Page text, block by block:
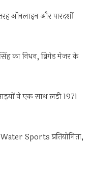
ऑनलाइन और पारदर्शी
का निधन, ब्रिगेड मेजर के
ने एक साथ लड़ी 1971
Sports प्रतियोगिता,